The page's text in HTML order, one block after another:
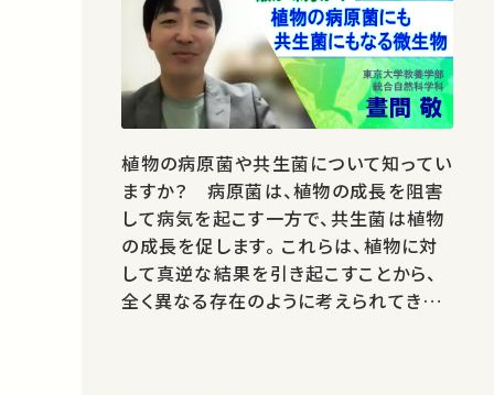
植物の病原菌や共生菌について知ってい
ますか？ 病原菌は、植物の成長を阻害
して病気を起こす一方で、共生菌は植物
の成長を促します。 これらは、植物に対
して真逆な結果を引き起こすことから、
全く異なる存在のように考えられてきま